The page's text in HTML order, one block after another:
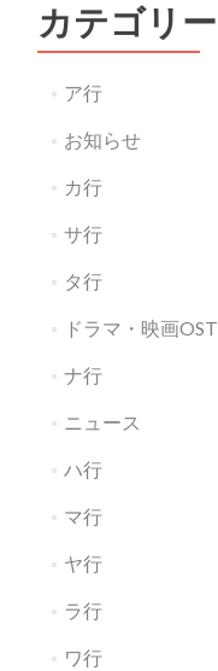
カテゴリー
ア行
お知らせ
カ行
サ行
タ行
ドラマ・映画OST
ナ行
ニュース
ハ行
マ行
ヤ行
ラ行
ワ行